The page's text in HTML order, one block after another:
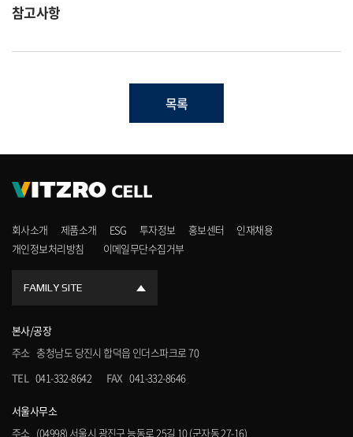
참고사항
목록
회사소개 제품소개 ESG 투자정보 홍보센터
인재채용
개인정보처리방침
이메일무단수집거부
FAMILY SITE
본사/공장
주소 충청남도 당진시 합덕읍 인더스파크로 70
TEL
041-332-8642 FAX 041-332-8646
서울사무소
주소 (04998) 서울시 광진구 능동로 25길 10 (군자동 27-16)